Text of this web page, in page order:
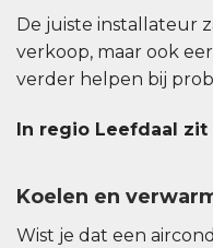
De juiste installateur
verkoop, maar ook
verder helpen bij
In regio Leefdaal
Koelen en
Wist je dat een